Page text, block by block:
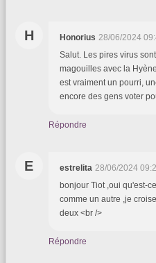
H Honorius 28/06/2024
Salut. Les pires virus
magouilles avec la
est vraiment un pourri,
encore des gens voter
Répondre
E estrelita 28/06/2024
bonjour Tiot ,oui qu'est-
comme un autre ,je
deux <br />
Répondre